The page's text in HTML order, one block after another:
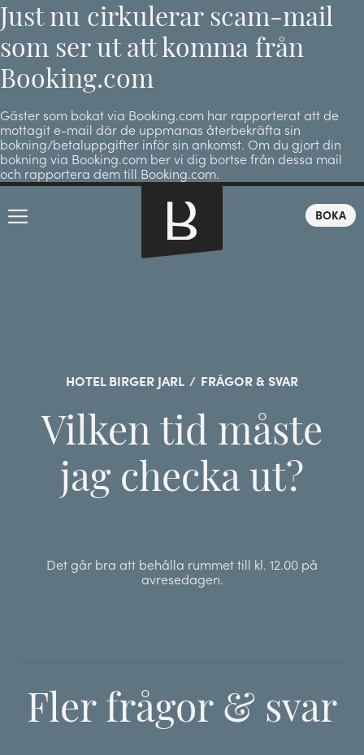
Just nu cirkulerar scam-mail
som ser ut att komma från
Booking.com
Gäster som bokat via Booking.com har rapporterat att de
mottagit e-mail där de uppmanas återbekräfta sin
bokning/betaluppgifter inför sin ankomst. Om du gjort din
bokning via Booking.com ber vi dig bortse från dessa mail
och rapportera dem till Booking.com.
BOKA
HOTEL BIRGER JARL / FRÅGOR & SVAR
Vilken tid måste
jag checka ut?
Det går bra att behålla rummet till kl. 12.00 på
avresedagen.
Fler frågor & svar